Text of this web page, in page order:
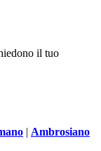
il tuo
| Ambrosiano